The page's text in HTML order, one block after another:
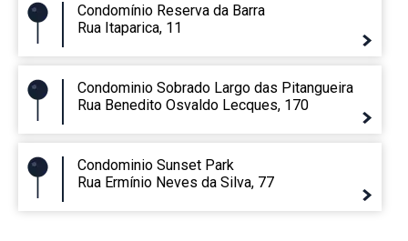
Condomínio Reserva da Barra
Rua Itaparica, 11
Condominio Sobrado Largo das Pitangueira
Rua Benedito Osvaldo Lecques, 170
Condominio Sunset Park
Rua Ermínio Neves da Silva, 77